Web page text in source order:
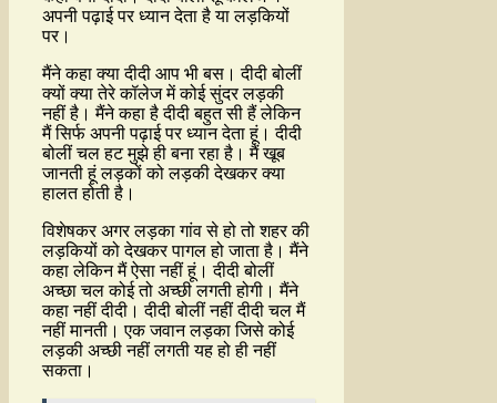
अपनी पढ़ाई पर ध्यान देता है या लड़कियों
पर।
मैंने कहा क्या दीदी आप भी बस। दीदी बोलीं
क्यों क्या तेरे कॉलेज में कोई सुंदर लड़की
नहीं है। मैंने कहा है दीदी बहुत सी हैं लेकिन
मैं सिर्फ अपनी पढ़ाई पर ध्यान देता हूं। दीदी
बोलीं चल हट मुझे ही बना रहा है। मैं खूब
जानती हूं लड़कों को लड़की देखकर क्या
हालत होती है।
विशेषकर अगर लड़का गांव से हो तो शहर की
लड़कियों को देखकर पागल हो जाता है। मैंने
कहा लेकिन मैं ऐसा नहीं हूं। दीदी बोलीं
अच्छा चल कोई तो अच्छी लगती होगी। मैंने
कहा नहीं दीदी। दीदी बोलीं नहीं दीदी चल मैं
नहीं मानती। एक जवान लड़का जिसे कोई
लड़की अच्छी नहीं लगती यह हो ही नहीं
सकता।